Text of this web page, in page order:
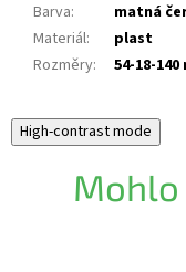
Barva:
matná
Materiál:
plast
Rozměry: 54-18-140
High-contrast mode
Mohlo